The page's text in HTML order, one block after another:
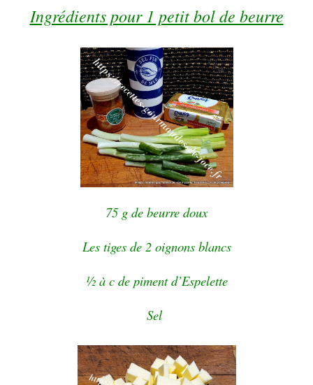
Ingrédients pour 1 petit bol de beurre
75 g de beurre doux
Les tiges de 2 oignons blancs
½ à c de piment d’Espelette
Sel